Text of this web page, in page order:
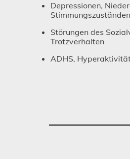
Depressionen,
Stimmungszuständen
Störungen des
Trotzverhalten
ADHS,